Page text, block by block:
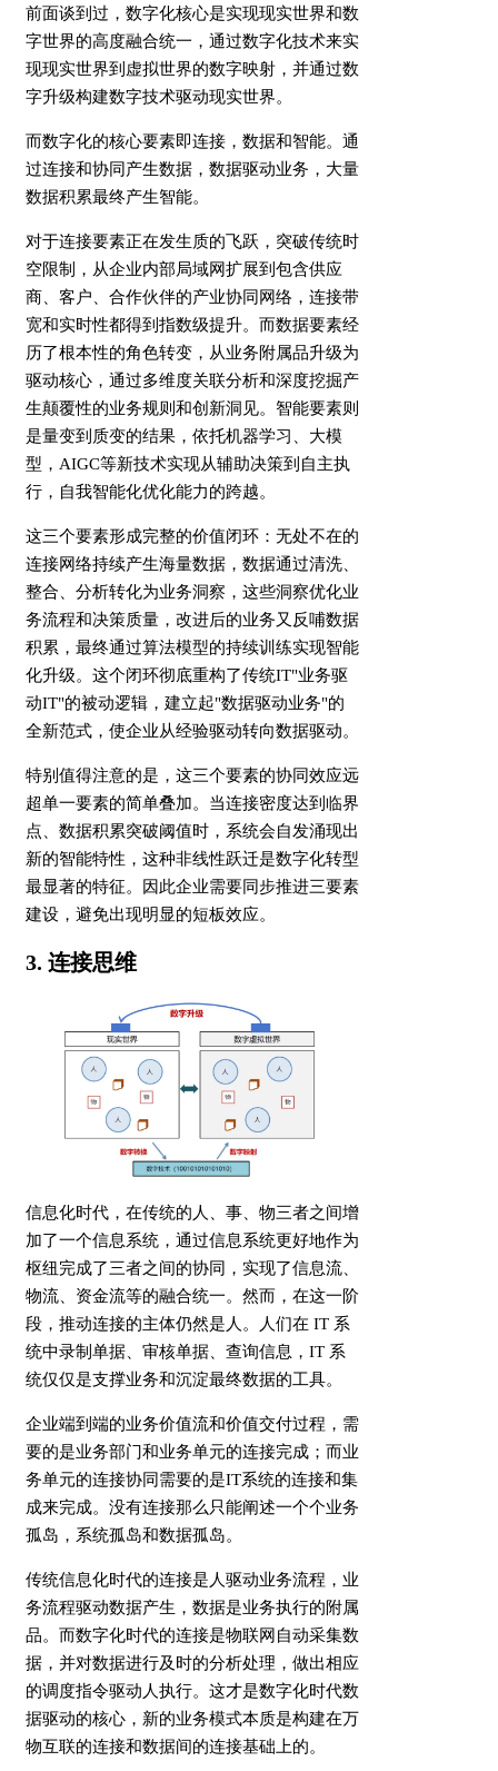
前面谈到过，数字化核心是实现现实世界和数
字世界的高度融合统一，通过数字化技术来实
现现实世界到虚拟世界的数字映射，并通过数
字升级构建数字技术驱动现实世界。
而数字化的核心要素即连接，数据和智能。通
过连接和协同产生数据，数据驱动业务，大量
数据积累最终产生智能。
对于连接要素正在发生质的飞跃，突破传统时
空限制，从企业内部局域网扩展到包含供应
商、客户、合作伙伴的产业协同网络，连接带
宽和实时性都得到指数级提升。而数据要素经
历了根本性的角色转变，从业务附属品升级为
驱动核心，通过多维度关联分析和深度挖掘产
生颠覆性的业务规则和创新洞见。智能要素则
是量变到质变的结果，依托机器学习、大模
型，AIGC等新技术实现从辅助决策到自主执
行，自我智能化优化能力的跨越。
这三个要素形成完整的价值闭环：无处不在的
连接网络持续产生海量数据，数据通过清洗、
整合、分析转化为业务洞察，这些洞察优化业
务流程和决策质量，改进后的业务又反哺数据
积累，最终通过算法模型的持续训练实现智能
化升级。这个闭环彻底重构了传统IT"业务驱
动IT"的被动逻辑，建立起"数据驱动业务"的
全新范式，使企业从经验驱动转向数据驱动。
特别值得注意的是，这三个要素的协同效应远
超单一要素的简单叠加。当连接密度达到临界
点、数据积累突破阈值时，系统会自发涌现出
新的智能特性，这种非线性跃迁是数字化转型
最显著的特征。因此企业需要同步推进三要素
建设，避免出现明显的短板效应。
3. 连接思维
信息化时代，在传统的人、事、物三者之间增
加了一个信息系统，通过信息系统更好地作为
枢纽完成了三者之间的协同，实现了信息流、
物流、资金流等的融合统一。然而，在这一阶
段，推动连接的主体仍然是人。人们在 IT 系
统中录制单据、审核单据、查询信息，IT 系
统仅仅是支撑业务和沉淀最终数据的工具。
企业端到端的业务价值流和价值交付过程，需
要的是业务部门和业务单元的连接完成；而业
务单元的连接协同需要的是IT系统的连接和集
成来完成。没有连接那么只能阐述一个个业务
孤岛，系统孤岛和数据孤岛。
传统信息化时代的连接是人驱动业务流程，业
务流程驱动数据产生，数据是业务执行的附属
品。而数字化时代的连接是物联网自动采集数
据，并对数据进行及时的分析处理，做出相应
的调度指令驱动人执行。这才是数字化时代数
据驱动的核心，新的业务模式本质是构建在万
物互联的连接和数据间的连接基础上的。